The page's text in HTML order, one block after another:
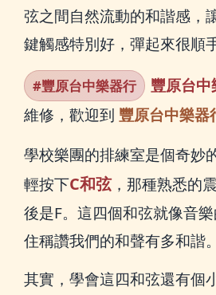
弦之間自然流動的和諧感，
鍵觸感特別好，彈起來很順
#豐原台中樂器行 豐原台中
維修，歡迎到 豐原台中樂器
學校樂團的排練室是個奇妙
輕按下C和弦，那種熟悉的
後是F。這四個和弦就像音
住稱讚我們的和聲有多和諧。
其實，學會這四和弦還有個